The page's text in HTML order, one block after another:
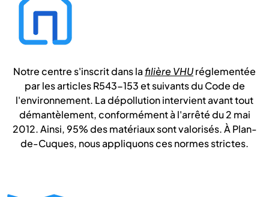
Notre centre s'inscrit dans lafilière VHUréglementée
par les articles R543-153 et suivants du Code de
l'environnement. La dépollution intervient avant tout
démantèlement, conformément à l'arrêté du 2 mai
2012. Ainsi, 95% des matériaux sont valorisés. À Plan-
de-Cuques, nous appliquons ces normes strictes.